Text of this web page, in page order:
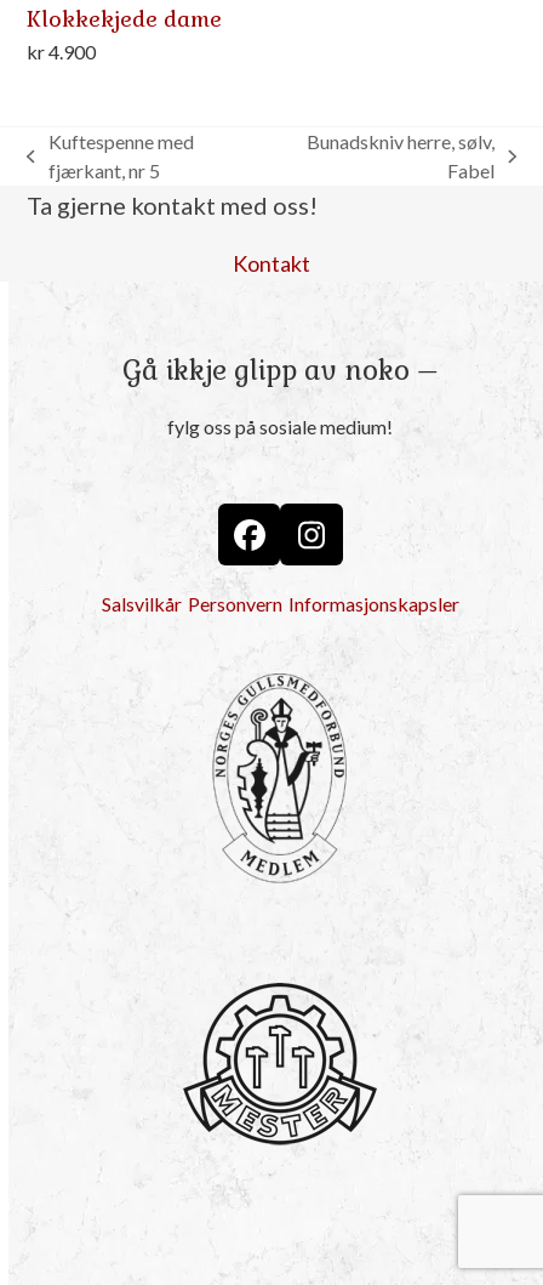
Klokkekjede dame
kr4.900
previous
post:
Kuftespenne med
fjærkant, nr 5
post:
Bunadskniv herre, sølv,
Fabel
Ta gjerne kontakt med oss!
Kontakt
Gå ikkje glipp av noko –
fylg oss på sosiale medium!
FacebookInstagram
Salsvilkår Personvern Informasjonskapsler